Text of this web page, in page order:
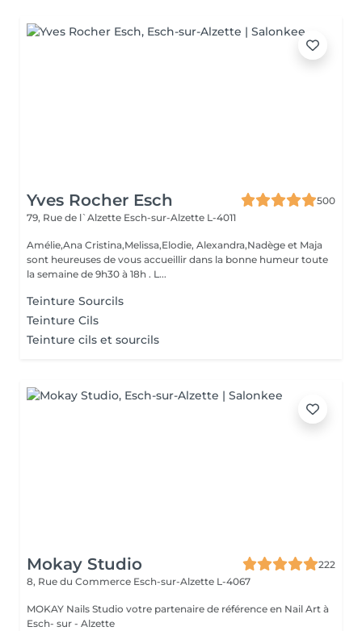
Yves Rocher Esch
500
79, Rue de l`Alzette Esch-sur-Alzette L-4011
Amélie,Ana Cristina,Melissa,Elodie, Alexandra,Nadège et Maja
sont heureuses de vous accueillir dans la bonne humeur toute
la semaine de 9h30 à 18h . L...
Teinture Sourcils
Teinture Cils
Teinture cils et sourcils
Mokay Studio
222
8, Rue du Commerce Esch-sur-Alzette L-4067
MOKAY Nails Studio votre partenaire de référence en Nail Art à
Esch- sur - Alzette